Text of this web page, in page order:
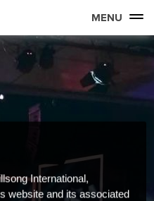
MENU
International,
website and its associated